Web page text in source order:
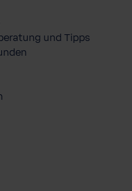
und Tipps